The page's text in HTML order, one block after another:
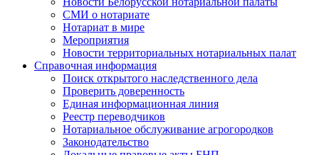
СМИ о нотариате
Нотариат в мире
Мероприятия
Новости территориальных нотариальных палат
Справочная информация
Поиск открытого наследственного дела
Проверить доверенность
Единая информационная линия
Реестр переводчиков
Нотариальное обслуживание агрогородков
Законодательство